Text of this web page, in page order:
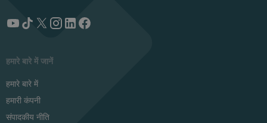
हमारे बारे में जानें
हमारे बारे में
हमारी कंपनी
संपादकीय नीति